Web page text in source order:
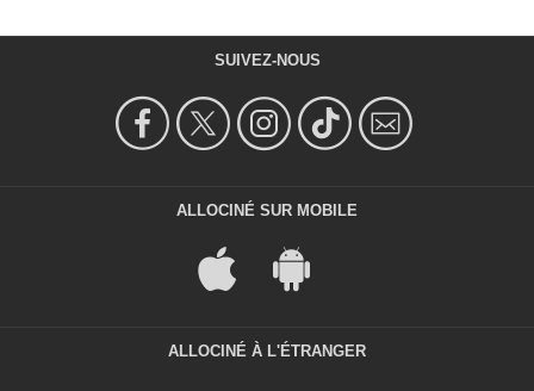
SUIVEZ-NOUS
ALLOCINÉ SUR MOBILE
ALLOCINÉ À L'ÉTRANGER